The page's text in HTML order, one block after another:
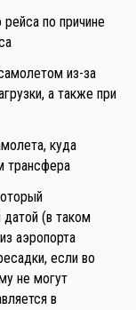
по причине
из-за
а также при
куда
трансфера
(в таком
аэропорта
если во
не могут
в